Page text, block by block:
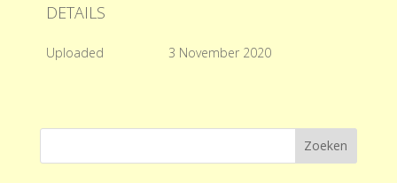
DETAILS
Uploaded 3 November 2020